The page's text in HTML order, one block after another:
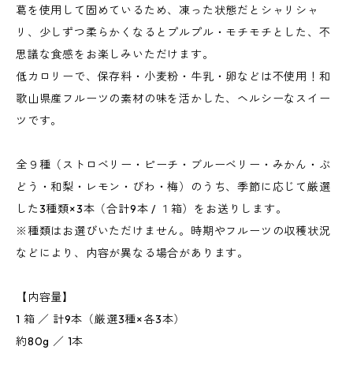
葛を使用して固めているため、凍った状態だとシャリシャ
リ、少しずつ柔らかくなるとプルプル・モチモチとした、不
思議な食感をお楽しみいただけます。
低カロリーで、保存料・小麦粉・牛乳・卵などは不使用！和
歌山県産フルーツの素材の味を活かした、ヘルシーなスイー
ツです。
全９種（ストロベリー・ピーチ・ブルーベリー・みかん・ぶ
どう・和梨・レモン・びわ・梅）のうち、季節に応じて厳選
した3種類×3本（合計9本 / １箱）をお送りします。
※種類はお選びいただけません。時期やフルーツの収穫状況
などにより、内容が異なる場合があります。
【内容量】
1 箱 ／ 計9本（厳選3種×各3本）
約80g ／ 1本